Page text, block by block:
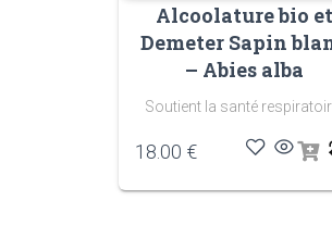
Alcoolature bio et
Demeter Sapin
– Abies alba
Soutient la santé
18.00 €